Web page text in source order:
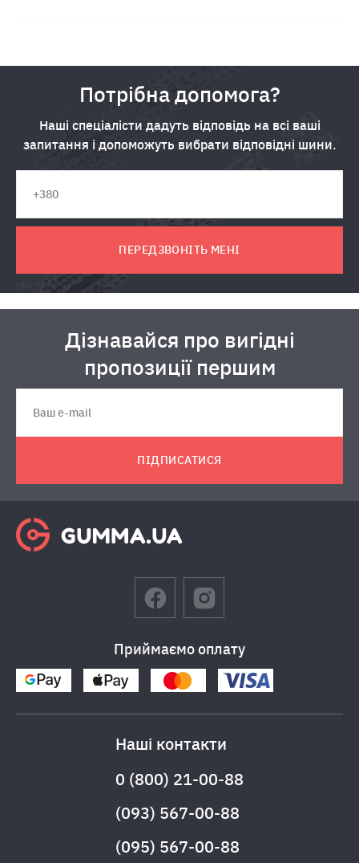
Потрібна допомога?
Наші спеціалісти дадуть відповідь на всі ваші
запитання і допоможуть вибрати відповідні шини.
ПЕРЕДЗВОНІТЬ МЕНІ
Дізнавайся про вигідні
пропозиції першим
ПІДПИСАТИСЯ
Приймаємо оплату
Наші контакти
0 (800) 21-00-88
(093) 567-00-88
(095) 567-00-88